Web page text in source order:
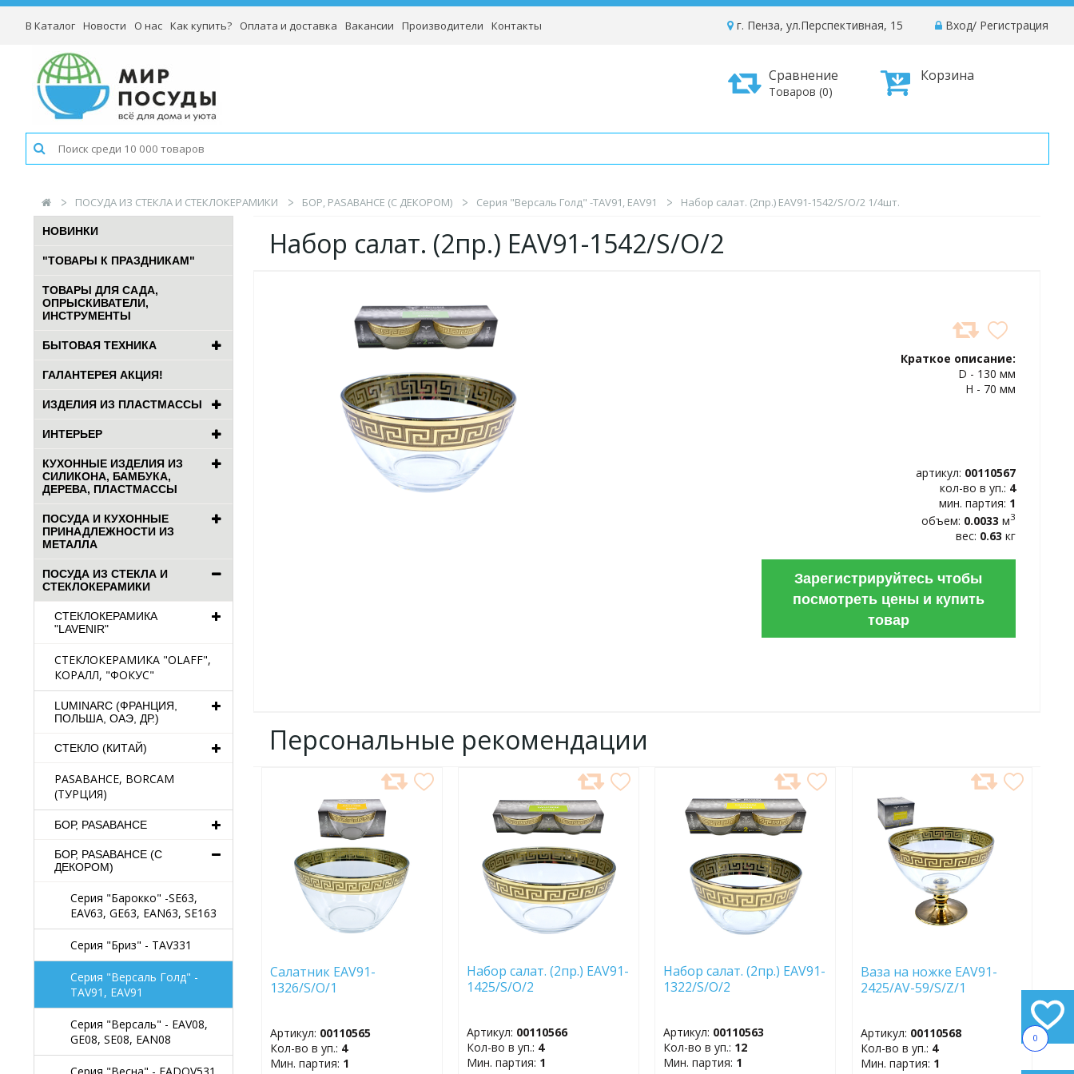
0
В Каталог Новости О нас Как купить? Оплата и доставка Вакансии Производители Контакты Вход/ Регистрация
г. Пенза, ул.Перспективная, 15
Корзина
Сравнение
Товаров (0)
ПОСУДА ИЗ СТЕКЛА И СТЕКЛОКЕРАМИКИ БОР, PASABAHCE (С ДЕКОРОМ) Серия "Версаль Голд" -TAV91, EAV91 Набор салат. (2пр.) EAV91-1542/S/O/2 1/4шт.
НОВИНКИ
"ТОВАРЫ К ПРАЗДНИКАМ"
ТОВАРЫ ДЛЯ САДА,
ОПРЫСКИВАТЕЛИ,
ИНСТРУМЕНТЫ
БЫТОВАЯ ТЕХНИКА
ГАЛАНТЕРЕЯ АКЦИЯ!
ИЗДЕЛИЯ ИЗ ПЛАСТМАССЫ
ИНТЕРЬЕР
КУХОННЫЕ ИЗДЕЛИЯ ИЗ
СИЛИКОНА, БАМБУКА,
ДЕРЕВА, ПЛАСТМАССЫ
ПОСУДА И КУХОННЫЕ
ПРИНАДЛЕЖНОСТИ ИЗ
МЕТАЛЛА
ПОСУДА ИЗ СТЕКЛА И
СТЕКЛОКЕРАМИКИ
СТЕКЛОКЕРАМИКА
"LAVENIR"
СТЕКЛОКЕРАМИКА "OLAFF",
КОРАЛЛ, "ФОКУС"
LUMINARC (ФРАНЦИЯ,
ПОЛЬША, ОАЭ, ДР.)
СТЕКЛО (КИТАЙ)
PASABAHCE, BORCAM
(ТУРЦИЯ)
БОР, PASABAHCE
БОР, PASABAHCE (С
ДЕКОРОМ)
Серия "Барокко" -SE63,
EAV63, GE63, EAN63, SE163
Серия "Бриз" - TAV331
Серия "Версаль Голд" -
TAV91, EAV91
Серия "Версаль" - EAV08,
GE08, SE08, EAN08
Набор салат. (2пр.) EAV91-1542/S/O/2
Краткое описание:
D - 130 мм
H - 70 мм
артикул: 00110567
кол-во в уп.: 4
мин. партия: 1
объем: 0.0033 м3
вес: 0.63 кг
Зарегистрируйтесь чтобы
посмотреть цены и купить
товар
Персональные рекомендации
ИЗБРАННОЕ
Салатник EAV91-
1326/S/O/1
Артикул: 00110565
Кол-во в уп.: 4
Мин. партия: 1
В
ИЗБРАННОЕ
Набор салат. (2пр.) EAV91-
1425/S/O/2
Артикул: 00110566
Кол-во в уп.: 4
Мин. партия: 1
В
ИЗБРАННОЕ
Набор салат. (2пр.) EAV91-
1322/S/O/2
Артикул: 00110563
Кол-во в уп.: 12
Мин. партия: 1
В
ИЗБРАННОЕ
Ваза на ножке EAV91-
2425/AV-59/S/Z/1
Артикул: 00110568
Кол-во в уп.: 4
Мин. партия: 1